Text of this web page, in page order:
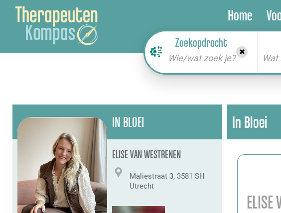
Home
Zoekopdracht
Wie/wat zoek je?
IN BLOEI
ELISE VAN WESTRENEN
Maliestraat 3, 3581 SH
Utrecht
In Bloei
ELISE